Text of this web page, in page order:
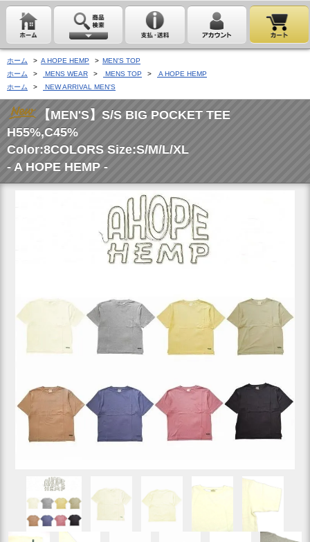
ホーム > A HOPE HEMP > MEN'S TOP
ホーム
> MENS WEAR > MENS TOP >
A HOPE HEMP
ホーム
> NEW ARRIVAL MEN'S
【MEN'S】S/S BIG POCKET TEE
H55%,C45%
Color:8COLORS Size:S/M/L/XL
- A HOPE HEMP -